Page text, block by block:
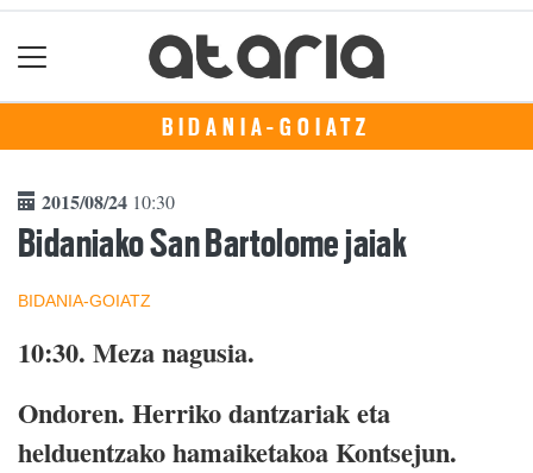
BIDANIA-GOIATZ
2015/08/24 10:30
Bidaniako San Bartolome jaiak
BIDANIA-GOIATZ
10:30. Meza nagusia.
Ondoren. Herriko dantzariak eta
helduentzako hamaiketakoa Kontsejun.